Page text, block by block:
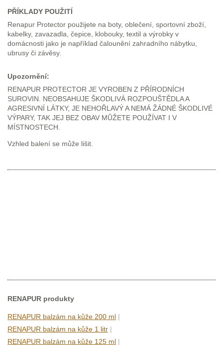
PŘÍKLADY POUŽITÍ
Renapur Protector použijete na boty, oblečení, sportovní zboží,
kabelky, zavazadla, čepice, klobouky, textil a výrobky v
domácnosti jako je například čalounění zahradního nábytku,
ubrusy či závěsy.
Upozornění:
RENAPUR PROTECTOR JE VYROBEN Z PŘÍRODNÍCH
SUROVIN. NEOBSAHUJE ŠKODLIVÁ ROZPOUŠTĚDLA A
AGRESIVNÍ LÁTKY, JE NEHOŘLAVÝ A NEMÁ ŽÁDNÉ ŠKODLIVÉ
VÝPARY, TAK JEJ BEZ OBAV MŮŽETE POUŽÍVAT I V
MÍSTNOSTECH.
Vzhled balení se může lišit.
RENAPUR produkty
RENAPUR balzám na kůže 200 ml |
RENAPUR balzám na kůže 1 litr |
RENAPUR balzám na kůže 125 ml |